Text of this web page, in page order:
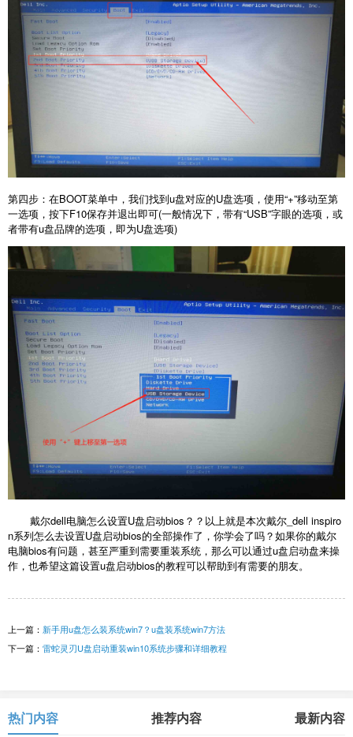
第四步：在BOOT菜单中，我们找到u盘对应的U盘选项，使用“+”移动至第
一选项，按下F10保存并退出即可(一般情况下，带有“USB”字眼的选项，或
者带有u盘品牌的选项，即为U盘选项)
戴尔dell电脑怎么设置U盘启动bios？？以上就是本次戴尔_dell inspiro
n系列怎么去设置U盘启动bios的全部操作了，你学会了吗？如果你的戴尔
电脑bios有问题，甚至严重到需要重装系统，那么可以通过u盘启动盘来操
作，也希望这篇设置u盘启动bios的教程可以帮助到有需要的朋友。
上一篇： 新手用u盘怎么装系统win7？u盘装系统win7方法
下一篇： 雷蛇灵刃U盘启动重装win10系统步骤和详细教程
热门内容 推荐内容 最新内容